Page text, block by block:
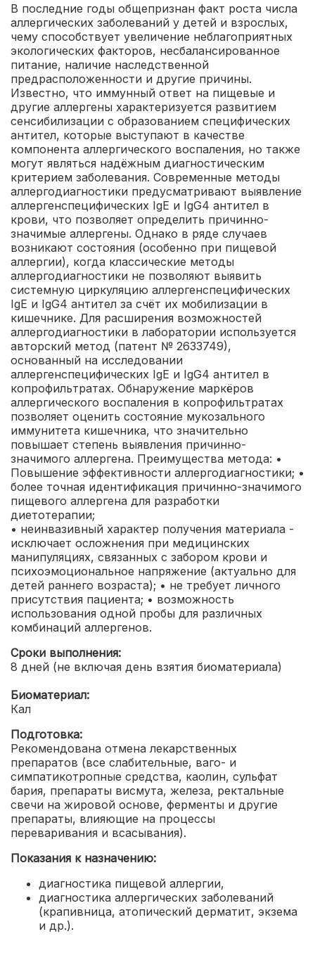
В последние годы общепризнан факт роста числа
аллергических заболеваний у детей и взрослых,
чему способствует увеличение неблагоприятных
экологических факторов, несбалансированное
питание, наличие наследственной
предрасположенности и другие причины.
Известно, что иммунный ответ на пищевые и
другие аллергены характеризуется развитием
сенсибилизации с образованием специфических
антител, которые выступают в качестве
компонента аллергического воспаления, но также
могут являться надёжным диагностическим
критерием заболевания. Современные методы
аллергодиагностики предусматривают выявление
аллергенспецифических IgЕ и IgG4 антител в
крови, что позволяет определить причинно-
значимые аллергены. Однако в ряде случаев
возникают состояния (особенно при пищевой
аллергии), когда классические методы
аллергодиагностики не позволяют выявить
системную циркуляцию аллергенспецифических
IgE и IgG4 антител за счёт их мобилизации в
кишечнике. Для расширения возможностей
аллергодиагностики в лаборатории используется
авторский метод (патент № 2633749),
основанный на исследовании
аллергенспецифических IgE и IgG4 антител в
копрофильтратах. Обнаружение маркёров
аллергического воспаления в копрофильтратах
позволяет оценить состояние мукозального
иммунитета кишечника, что значительно
повышает степень выявления причинно-
значимого аллергена. Преимущества метода: •
Повышение эффективности аллергодиагностики; •
более точная идентификация причинно-значимого
пищевого аллергена для разработки
диетотерапии;
• неинвазивный характер получения материала -
исключает осложнения при медицинских
манипуляциях, связанных с забором крови и
психоэмоциональное напряжение (актуально для
детей раннего возраста); • не требует личного
присутствия пациента; • возможность
использования одной пробы для различных
комбинаций аллергенов.
Сроки выполнения:
8 дней (не включая день взятия биоматериала)
Биоматериал:
Кал
Подготовка:
Рекомендована отмена лекарственных
препаратов (все слабительные, ваго- и
симпатикотропные средства, каолин, сульфат
бария, препараты висмута, железа, ректальные
свечи на жировой основе, ферменты и другие
препараты, влияющие на процессы
переваривания и всасывания).
Показания к назначению:
диагностика пищевой аллергии,
диагностика аллергических заболеваний
(крапивница, атопический дерматит, экзема
и др.).